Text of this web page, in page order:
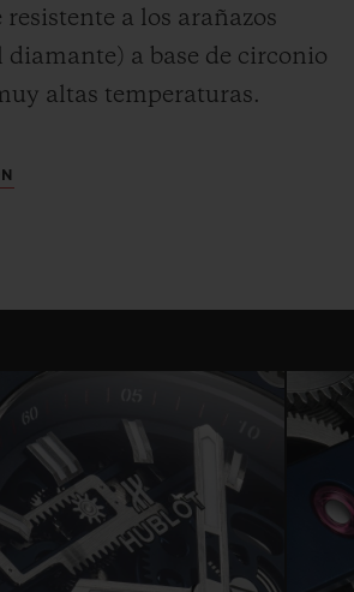
a los arañazos
diamante) a base de circonio
altas temperaturas.